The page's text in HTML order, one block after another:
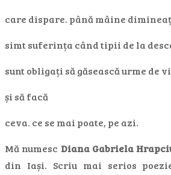
care dispare. până mâine
simt suferința când tipii de la
sunt obligați să găsească urme de
și să facă
ceva. ce se mai poate, pe azi.
Mă numesc Diana Gabriela
din Iași. Scriu mai serios